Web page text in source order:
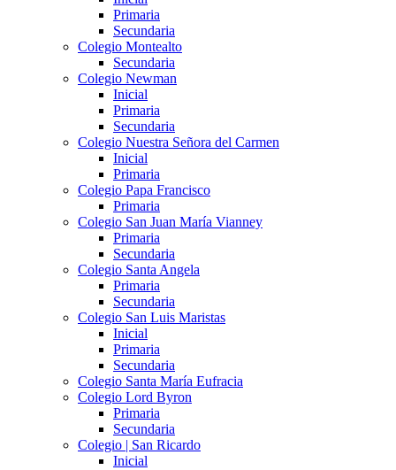
Primaria
Secundaria
Colegio Montealto
Secundaria
Colegio Newman
Inicial
Primaria
Secundaria
Colegio Nuestra Señora del Carmen
Inicial
Primaria
Colegio Papa Francisco
Primaria
Colegio San Juan María Vianney
Primaria
Secundaria
Colegio Santa Angela
Primaria
Secundaria
Colegio San Luis Maristas
Inicial
Primaria
Secundaria
Colegio Santa María Eufracia
Colegio Lord Byron
Primaria
Secundaria
Colegio | San Ricardo
Inicial